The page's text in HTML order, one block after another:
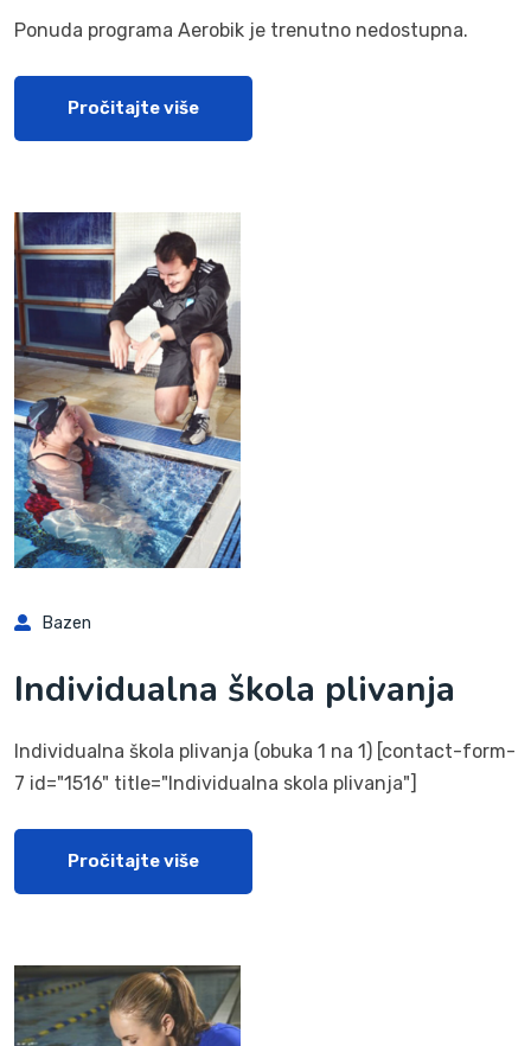
Ponuda programa Aerobik je trenutno nedostupna.
Pročitajte više
Bazen
Individualna škola plivanja
Individualna škola plivanja (obuka 1 na 1) [contact-form-
7 id="1516" title="Individualna skola plivanja"]
Pročitajte više